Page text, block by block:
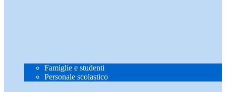
Famiglie e studenti
Personale scolastico